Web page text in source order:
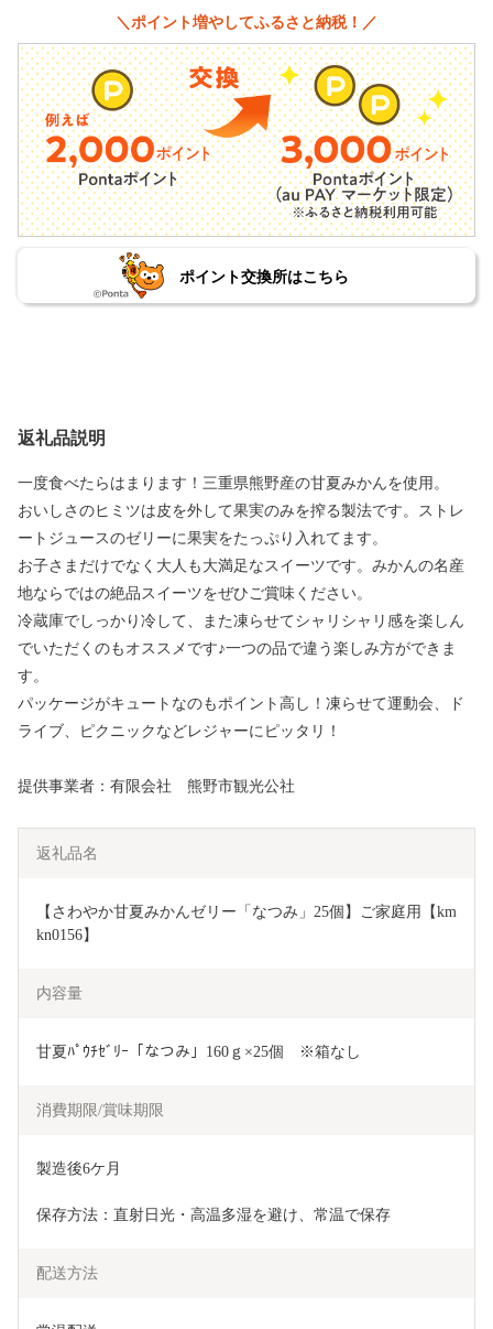
＼ポイント増やしてふるさと納税！／
ポイント交換所はこちら
返礼品説明
一度食べたらはまります！三重県熊野産の甘夏みかんを使用。
おいしさのヒミツは皮を外して果実のみを搾る製法です。ストレ
ートジュースのゼリーに果実をたっぷり入れてます。
お子さまだけでなく大人も大満足なスイーツです。みかんの名産
地ならではの絶品スイーツをぜひご賞味ください。
冷蔵庫でしっかり冷して、また凍らせてシャリシャリ感を楽しん
でいただくのもオススメです♪一つの品で違う楽しみ方ができま
す。
パッケージがキュートなのもポイント高し！凍らせて運動会、ド
ライブ、ピクニックなどレジャーにピッタリ！
提供事業者：有限会社 熊野市観光公社
返礼品名
【さわやか甘夏みかんゼリー「なつみ」25個】ご家庭用【km
kn0156】
内容量
甘夏ﾊﾟｳﾁｾﾞﾘｰ「なつみ」160ｇ×25個　※箱なし
消費期限/賞味期限
製造後6ケ月
保存方法：直射日光・高温多湿を避け、常温で保存
配送方法